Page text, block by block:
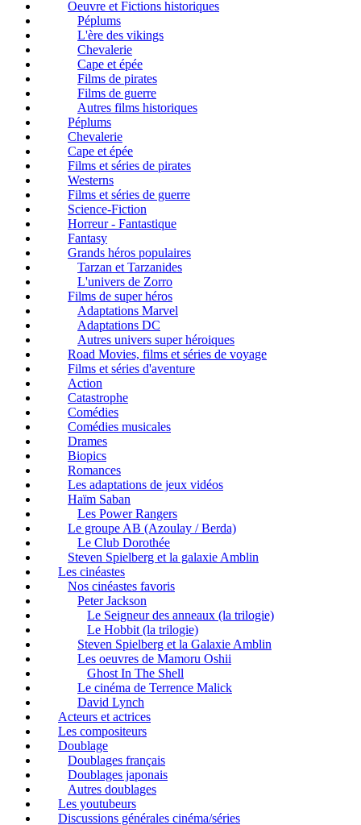
Oeuvre et Fictions historiques
Péplums
L'ère des vikings
Chevalerie
Cape et épée
Films de pirates
Films de guerre
Autres films historiques
Péplums
Chevalerie
Cape et épée
Films et séries de pirates
Westerns
Films et séries de guerre
Science-Fiction
Horreur - Fantastique
Fantasy
Grands héros populaires
Tarzan et Tarzanides
L'univers de Zorro
Films de super héros
Adaptations Marvel
Adaptations DC
Autres univers super héroiques
Road Movies, films et séries de voyage
Films et séries d'aventure
Action
Catastrophe
Comédies
Comédies musicales
Drames
Biopics
Romances
Les adaptations de jeux vidéos
Haïm Saban
Les Power Rangers
Le groupe AB (Azoulay / Berda)
Le Club Dorothée
Steven Spielberg et la galaxie Amblin
Les cinéastes
Nos cinéastes favoris
Peter Jackson
Le Seigneur des anneaux (la trilogie)
Le Hobbit (la trilogie)
Steven Spielberg et la Galaxie Amblin
Les oeuvres de Mamoru Oshii
Ghost In The Shell
Le cinéma de Terrence Malick
David Lynch
Acteurs et actrices
Les compositeurs
Doublage
Doublages français
Doublages japonais
Autres doublages
Les youtubeurs
Discussions générales cinéma/séries